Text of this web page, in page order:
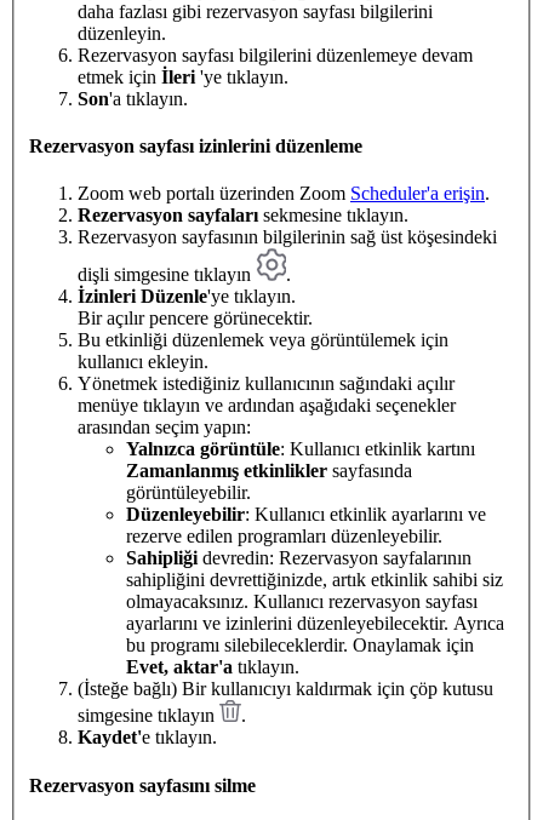
daha fazlası gibi rezervasyon sayfası bilgilerini
düzenleyin.
Rezervasyon sayfası bilgilerini düzenlemeye devam
etmek için İleri 'ye tıklayın.
Son'a tıklayın.
Rezervasyon sayfası izinlerini düzenleme
Zoom web portalı üzerinden Zoom Scheduler'a erişin.
Rezervasyon sayfaları sekmesine tıklayın.
Rezervasyon sayfasının bilgilerinin sağ üst köşesindeki
dişli simgesine tıklayın
.
İzinleri Düzenle'ye tıklayın.
Bir açılır pencere görünecektir.
Bu etkinliği düzenlemek veya görüntülemek için
kullanıcı ekleyin.
Yönetmek istediğiniz kullanıcının sağındaki açılır
menüye tıklayın ve ardından aşağıdaki seçenekler
arasından seçim yapın:
Yalnızca görüntüle: Kullanıcı etkinlik kartını
Zamanlanmış etkinlikler sayfasında
görüntüleyebilir.
Düzenleyebilir: Kullanıcı etkinlik ayarlarını ve
rezerve edilen programları düzenleyebilir.
Sahipliği devredin: Rezervasyon sayfalarının
sahipliğini devrettiğinizde, artık etkinlik sahibi siz
olmayacaksınız. Kullanıcı rezervasyon sayfası
ayarlarını ve izinlerini düzenleyebilecektir. Ayrıca
bu programı silebileceklerdir. Onaylamak için
Evet, aktar'a tıklayın.
(İsteğe bağlı) Bir kullanıcıyı kaldırmak için çöp kutusu
simgesine tıklayın
.
Kaydet'e tıklayın.
Rezervasyon sayfasını silme